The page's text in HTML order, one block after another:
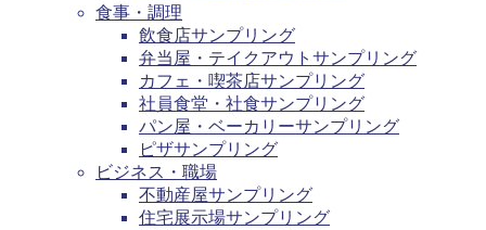
食事・調理
飲食店サンプリング
弁当屋・テイクアウトサンプリング
カフェ・喫茶店サンプリング
社員食堂・社食サンプリング
パン屋・ベーカリーサンプリング
ピザサンプリング
ビジネス・職場
不動産屋サンプリング
住宅展示場サンプリング